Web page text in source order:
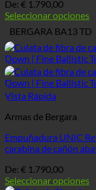
De: € 1.790,00
Seleccionar opciones
BERGARA BA13 TD
Vista Rápida
Armas de Bergara
Empuñadura UNIC
carabina de cañón
De: € 1.790,00
Seleccionar opciones